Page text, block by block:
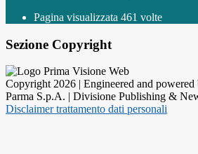
Pagina visualizzata 461 volte
Sezione Copyright
Copyright 2026 | Engineered and
Parma S.p.A. | Divisione Publishing &
Disclaimer trattamento dati personali